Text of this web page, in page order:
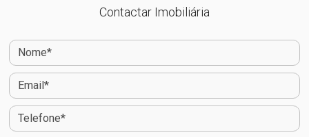
Contactar Imobiliária